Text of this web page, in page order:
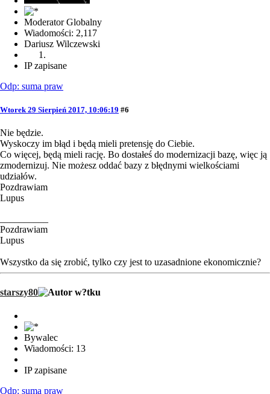
Moderator Globalny
Wiadomości: 2,117
Dariusz Wilczewski
IP zapisane
Odp: suma praw
Wtorek 29 Sierpień 2017, 10:06:19 #6
Nie będzie.
Wyskoczy im błąd i będą mieli pretensję do Ciebie.
Co więcej, będą mieli rację. Bo dostałeś do modernizacji bazę, więc ją
zmodernizuj. Nie możesz oddać bazy z błędnymi wielkościami
udziałów.
Pozdrawiam
Lupus
Pozdrawiam
Lupus
Wszystko da się zrobić, tylko czy jest to uzasadnione ekonomicznie?
starszy80
Bywalec
Wiadomości: 13
IP zapisane
Odp: suma praw